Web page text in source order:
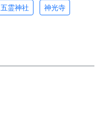
五霊神社 神光寺